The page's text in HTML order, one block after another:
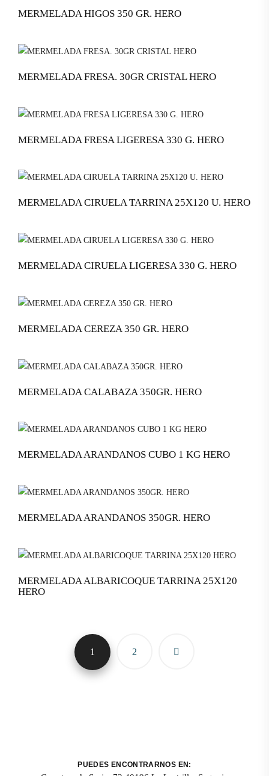
MERMELADA HIGOS 350 GR. HERO
MERMELADA FRESA. 30GR CRISTAL HERO
MERMELADA FRESA LIGERESA 330 G. HERO
MERMELADA CIRUELA TARRINA 25X120 U. HERO
MERMELADA CIRUELA LIGERESA 330 G. HERO
MERMELADA CEREZA 350 GR. HERO
MERMELADA CALABAZA 350GR. HERO
MERMELADA ARANDANOS CUBO 1 KG HERO
MERMELADA ARANDANOS 350GR. HERO
MERMELADA ALBARICOQUE TARRINA 25X120
HERO
1 2
PUEDES ENCONTRARNOS EN: